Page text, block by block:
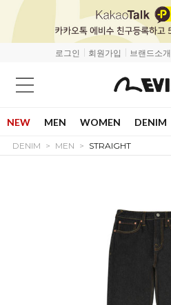
로그인 회원가입 브랜드소개
NEW MEN WOMEN DENIM
DENIM MEN STRAIGHT